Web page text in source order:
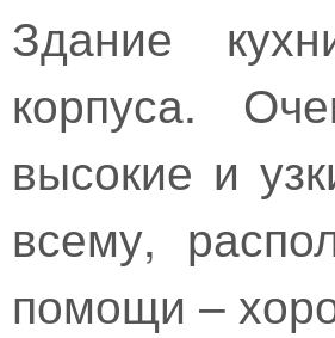
Здание
корпуса.
высокие и
всему,
помощи –